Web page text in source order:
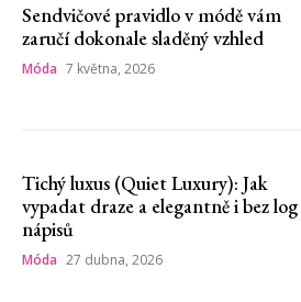
Sendvičové pravidlo v módě vám
zaručí dokonale sladěný vzhled
Móda 7 května, 2026
Tichý luxus (Quiet Luxury): Jak
vypadat draze a elegantně i bez log
nápisů
Móda 27 dubna, 2026